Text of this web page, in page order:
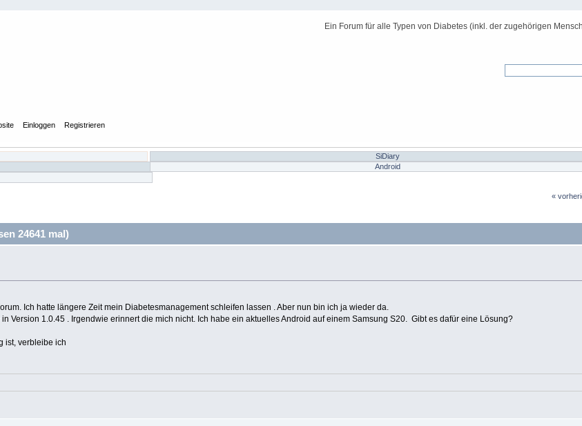
Ein Forum für alle Typen von Diabetes (inkl. der zugehörigen
Einloggen Registrieren
SiDiary
Android
«
24641 mal)
Ich hatte längere Zeit mein Diabetesmanagement schleifen lassen . Aber nun bin ich ja wieder da.
Version 1.0.45 . Irgendwie erinnert die mich nicht. Ich habe ein aktuelles Android auf einem Samsung S20. Gibt es dafür eine Lösung?
ist, verbleibe ich